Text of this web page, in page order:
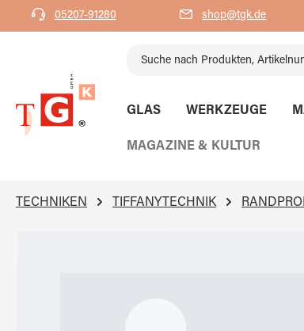
Zur Hauptnavigation springen
05207-91280 shop@tgk.de
GLAS WERKZEUGE
MAGAZINE & KULTUR
TECHNIKEN TIFFANYTECHNIK